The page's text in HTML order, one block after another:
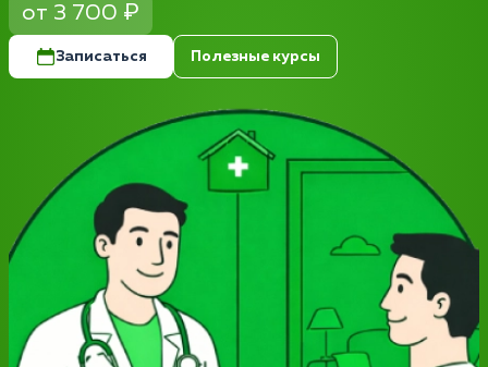
от 3 700 ₽
Записаться Полезные курсы